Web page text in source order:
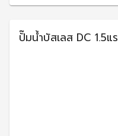
ปั๊มน้ำบัสเลส DC 1.5แ